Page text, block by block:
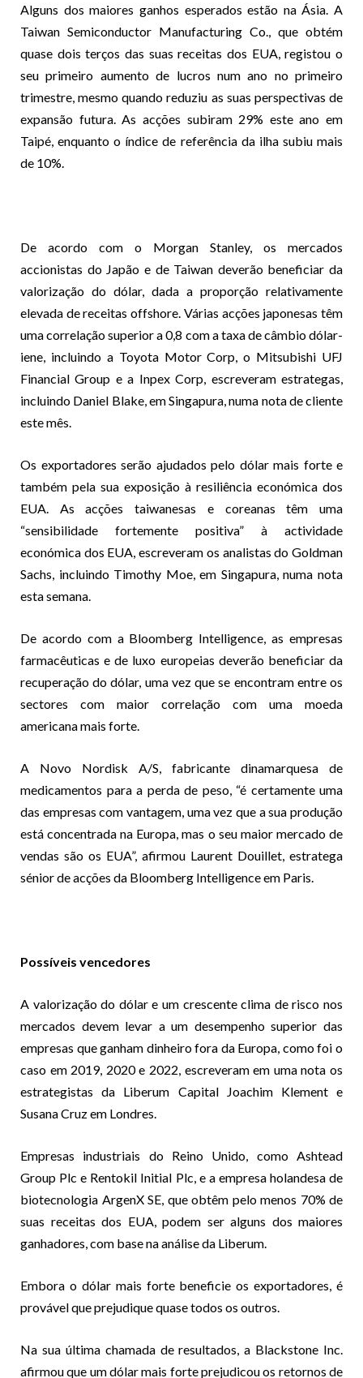
Alguns dos maiores ganhos esperados estão na Ásia. A
Taiwan Semiconductor Manufacturing Co., que obtém
quase dois terços das suas receitas dos EUA, registou o
seu primeiro aumento de lucros num ano no primeiro
trimestre, mesmo quando reduziu as suas perspectivas de
expansão futura. As acções subiram 29% este ano em
Taipé, enquanto o índice de referência da ilha subiu mais
de 10%.
De acordo com o Morgan Stanley, os mercados
accionistas do Japão e de Taiwan deverão beneficiar da
valorização do dólar, dada a proporção relativamente
elevada de receitas offshore. Várias acções japonesas têm
uma correlação superior a 0,8 com a taxa de câmbio dólar-
iene, incluindo a Toyota Motor Corp, o Mitsubishi UFJ
Financial Group e a Inpex Corp, escreveram estrategas,
incluindo Daniel Blake, em Singapura, numa nota de cliente
este mês.
Os exportadores serão ajudados pelo dólar mais forte e
também pela sua exposição à resiliência económica dos
EUA. As acções taiwanesas e coreanas têm uma
“sensibilidade fortemente positiva” à actividade
económica dos EUA, escreveram os analistas do Goldman
Sachs, incluindo Timothy Moe, em Singapura, numa nota
esta semana.
De acordo com a Bloomberg Intelligence, as empresas
farmacêuticas e de luxo europeias deverão beneficiar da
recuperação do dólar, uma vez que se encontram entre os
sectores com maior correlação com uma moeda
americana mais forte.
A Novo Nordisk A/S, fabricante dinamarquesa de
medicamentos para a perda de peso, “é certamente uma
das empresas com vantagem, uma vez que a sua produção
está concentrada na Europa, mas o seu maior mercado de
vendas são os EUA”, afirmou Laurent Douillet, estratega
sénior de acções da Bloomberg Intelligence em Paris.
Possíveis vencedores
A valorização do dólar e um crescente clima de risco nos
mercados devem levar a um desempenho superior das
empresas que ganham dinheiro fora da Europa, como foi o
caso em 2019, 2020 e 2022, escreveram em uma nota os
estrategistas da Liberum Capital Joachim Klement e
Susana Cruz em Londres.
Empresas industriais do Reino Unido, como Ashtead
Group Plc e Rentokil Initial Plc, e a empresa holandesa de
biotecnologia ArgenX SE, que obtêm pelo menos 70% de
suas receitas dos EUA, podem ser alguns dos maiores
ganhadores, com base na análise da Liberum.
Embora o dólar mais forte beneficie os exportadores, é
provável que prejudique quase todos os outros.
Na sua última chamada de resultados, a Blackstone Inc.
afirmou que um dólar mais forte prejudicou os retornos de